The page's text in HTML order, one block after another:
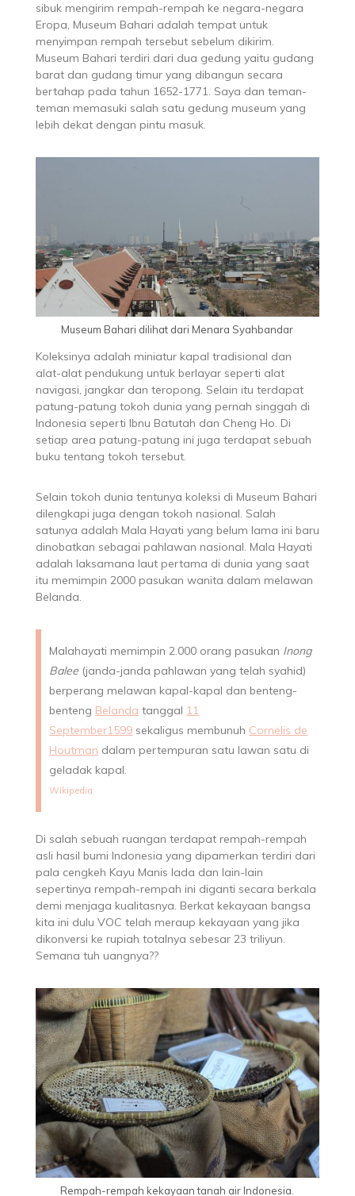
sibuk mengirim rempah-rempah ke negara-negara
Eropa, Museum Bahari adalah tempat untuk
menyimpan rempah tersebut sebelum dikirim.
Museum Bahari terdiri dari dua gedung yaitu gudang
barat dan gudang timur yang dibangun secara
bertahap pada tahun 1652-1771. Saya dan teman-
teman memasuki salah satu gedung museum yang
lebih dekat dengan pintu masuk.
Museum Bahari dilihat dari Menara Syahbandar
Koleksinya adalah miniatur kapal tradisional dan
alat-alat pendukung untuk berlayar seperti alat
navigasi, jangkar dan teropong. Selain itu terdapat
patung-patung tokoh dunia yang pernah singgah di
Indonesia seperti Ibnu Batutah dan Cheng Ho. Di
setiap area patung-patung ini juga terdapat sebuah
buku tentang tokoh tersebut.
Selain tokoh dunia tentunya koleksi di Museum Bahari
dilengkapi juga dengan tokoh nasional. Salah
satunya adalah Mala Hayati yang belum lama ini baru
dinobatkan sebagai pahlawan nasional. Mala Hayati
adalah laksamana laut pertama di dunia yang saat
itu memimpin 2000 pasukan wanita dalam melawan
Belanda.
Malahayati memimpin 2.000 orang pasukan Inong
Balee (janda-janda pahlawan yang telah syahid)
berperang melawan kapal-kapal dan benteng-
benteng Belanda tanggal 11
September1599 sekaligus membunuh Cornelis de
Houtman dalam pertempuran satu lawan satu di
geladak kapal.
Wikipedia
Di salah sebuah ruangan terdapat rempah-rempah
asli hasil bumi Indonesia yang dipamerkan terdiri dari
pala cengkeh Kayu Manis lada dan lain-lain
sepertinya rempah-rempah ini diganti secara berkala
demi menjaga kualitasnya. Berkat kekayaan bangsa
kita ini dulu VOC telah meraup kekayaan yang jika
dikonversi ke rupiah totalnya sebesar 23 triliyun.
Semana tuh uangnya??
Rempah-rempah kekayaan tanah air Indonesia.